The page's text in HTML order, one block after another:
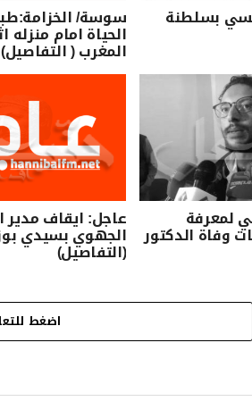
بسلطنة سوسة/
الحياة امام منزله
المغرب ( التفاصيل)
لمعرفة
وفاة الدكتور
عاجل: ايقاف
الجهوي بسيدي
(التفاصيل)
اضغط